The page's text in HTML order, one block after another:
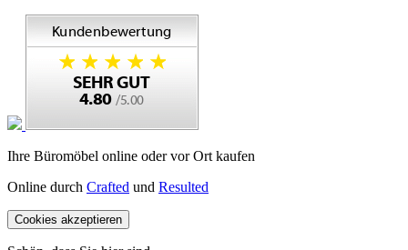
Ihre Büromöbel online oder vor Ort kaufen
Online durch Crafted und Resulted
Cookies akzeptieren